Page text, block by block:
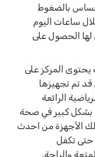
بالضغوط
ساعات اليوم
الحصول على
المركز على
تم تجهيزها
الرائعة
كبير في صحة
الأجهزة من احدث
تكفل
والراحة.